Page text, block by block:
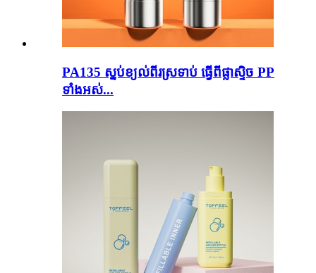
PA135 ស្នប់ខ្យល់ពីរស្រទាប់ ធ្វើពីផ្លាស្ទិច PP
ទាំងអស់...